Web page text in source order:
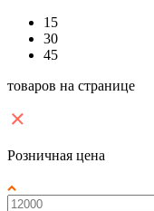
15
30
45
товаров на странице
Розничная цена